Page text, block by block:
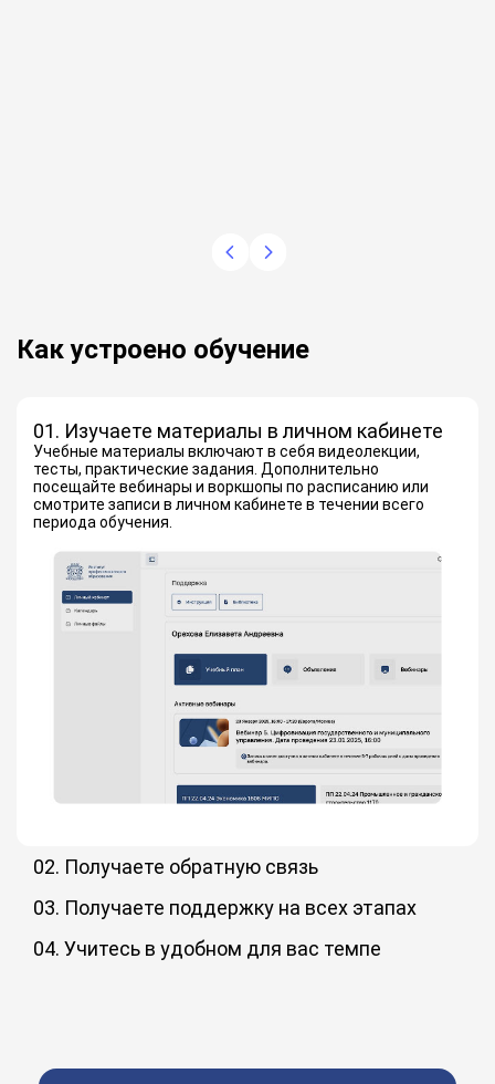
Как устроено обучение
01. Изучаете материалы в личном кабинете
Учебные материалы включают в себя видеолекции,
тесты, практические задания. Дополнительно
посещайте вебинары и воркшопы по расписанию или
смотрите записи в личном кабинете в течении всего
периода обучения.
02. Получаете обратную связь
связь по заданиям и на вебинарах. Обмениваетесь
опытом с одногруппниками в чате и становитесь частью
комьюнити.
03. Получаете поддержку на всех этапах
выпуска: помогут разобраться в личном кабинете,
сложных темах курса обучения, получить ответы и
04. Учитесь в удобном для вас темпе